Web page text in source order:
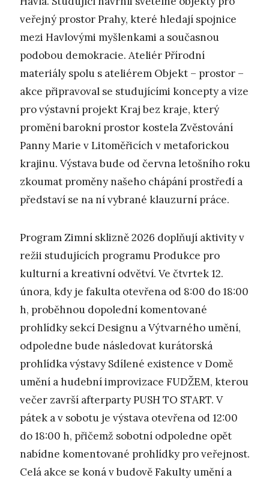
veřejný prostor Prahy, které hledají spojnice
mezi Havlovými myšlenkami a současnou
podobou demokracie. Ateliér Přírodní
materiály spolu s ateliérem Objekt – prostor –
akce připravoval se studujícími koncepty a vize
pro výstavní projekt Kraj bez kraje, který
promění barokní prostor kostela Zvěstování
Panny Marie v Litoměřicích v metaforickou
krajinu. Výstava bude od června letošního roku
zkoumat proměny našeho chápání prostředí a
představí se na ní vybrané klauzurní práce.
Program Zimní sklizně 2026 doplňují aktivity v
režii studujících programu Produkce pro
kulturní a kreativní odvětví. Ve čtvrtek 12.
února, kdy je fakulta otevřena od 8:00 do 18:00
h, proběhnou dopolední komentované
prohlídky sekcí Designu a Výtvarného umění,
odpoledne bude následovat kurátorská
prohlídka výstavy Sdílené existence v Domě
umění a hudební improvizace FUDŽEM, kterou
večer završí afterparty PUSH TO START. V
pátek a v sobotu je výstava otevřena od 12:00
do 18:00 h, přičemž sobotní odpoledne opět
nabídne komentované prohlídky pro veřejnost.
Celá akce se koná v budově Fakulty umění a